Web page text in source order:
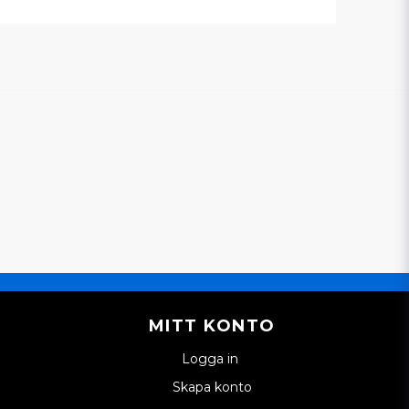
MITT KONTO
Logga in
Skapa konto